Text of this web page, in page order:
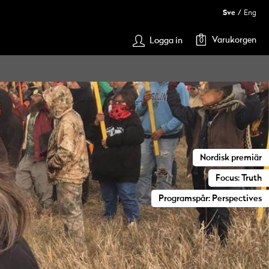
Sve Eng
Logga in 0 Varukorgen
Nordisk premiär
Focus: Truth
Programspår: Perspectives